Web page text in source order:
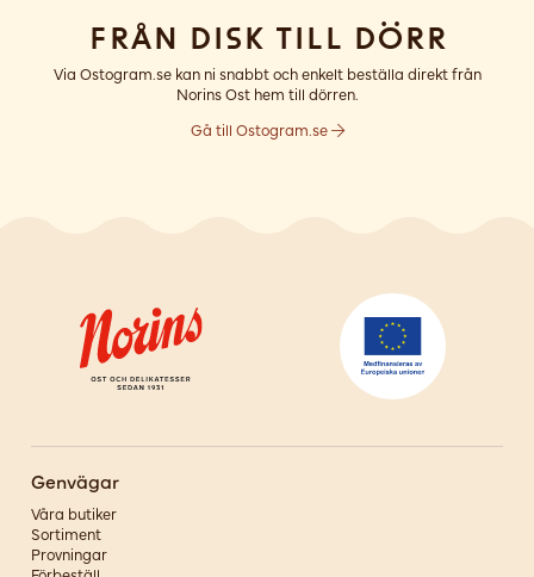
Från disk till dörr
Via Ostogram.se kan ni snabbt och enkelt beställa direkt från
Norins Ost hem till dörren.
Gå till Ostogram.se
Genvägar
Våra butiker
Sortiment
Provningar